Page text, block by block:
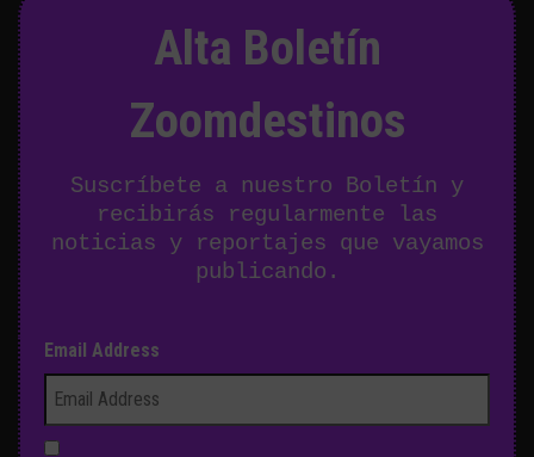
Alta Boletín
Zoomdestinos
Suscríbete a nuestro Boletín y
recibirás regularmente las
noticias y reportajes que vayamos
publicando.
Email Address